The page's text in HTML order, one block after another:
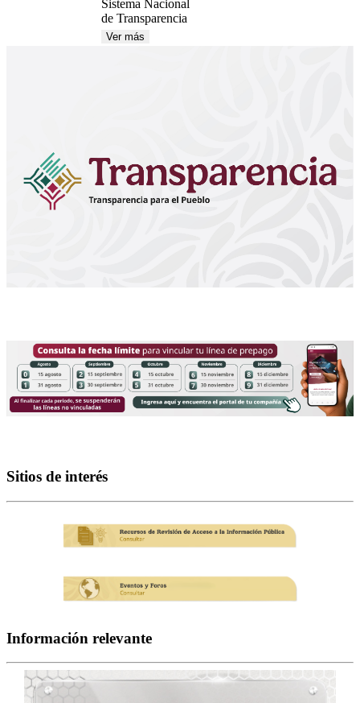
Sistema Nacional
de Transparencia
Ver más
Sitios de interés
Información relevante